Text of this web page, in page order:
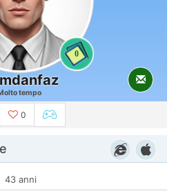
0
tempo
0
43 anni